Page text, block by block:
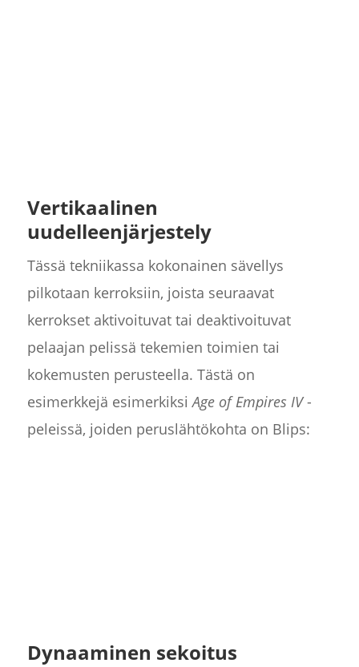
Vertikaalinen
uudelleenjärjestely
Tässä tekniikassa kokonainen sävellys
pilkotaan kerroksiin, joista seuraavat
kerrokset aktivoituvat tai deaktivoituvat
pelaajan pelissä tekemien toimien tai
kokemusten perusteella. Tästä on
esimerkkejä esimerkiksiAge of Empires IV-
peleissä, joiden peruslähtökohta on Blips:
Dynaaminen sekoitus